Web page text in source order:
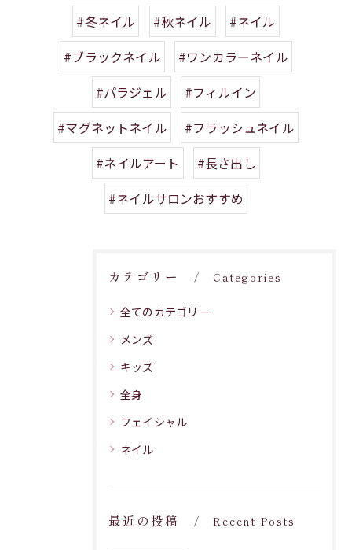
#冬ネイル #秋ネイル
#ネイル
#ブラックネイル
#ワンカラーネイル
#パラジェル
#フィルイン
#マグネットネイル
#フラッシュネイル
#ネイルアート
#長さ出し
#ネイルサロンおすすめ
カテゴリー Categories
全てのカテゴリー
メンズ
キッズ
全身
フェイシャル
ネイル
最近の投稿 Recent Posts